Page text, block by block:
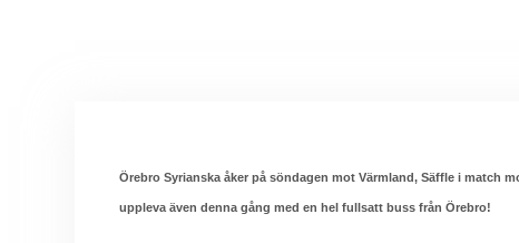
Örebro Syrianska åker på söndagen mot Värmland, Säffle i match
uppleva även denna gång med en hel fullsatt buss från Örebro!